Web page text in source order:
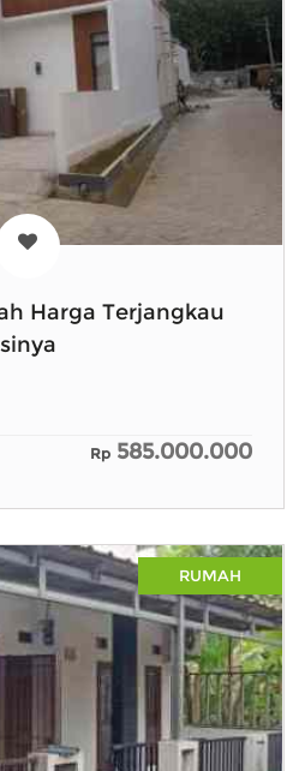
Harga Terjangkau
Rp 585.000.000
RUMAH